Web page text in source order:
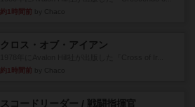
約1時間前
クロス・オブ・アイアン
約1時間前
スコードリーダー / 戦闘指揮官